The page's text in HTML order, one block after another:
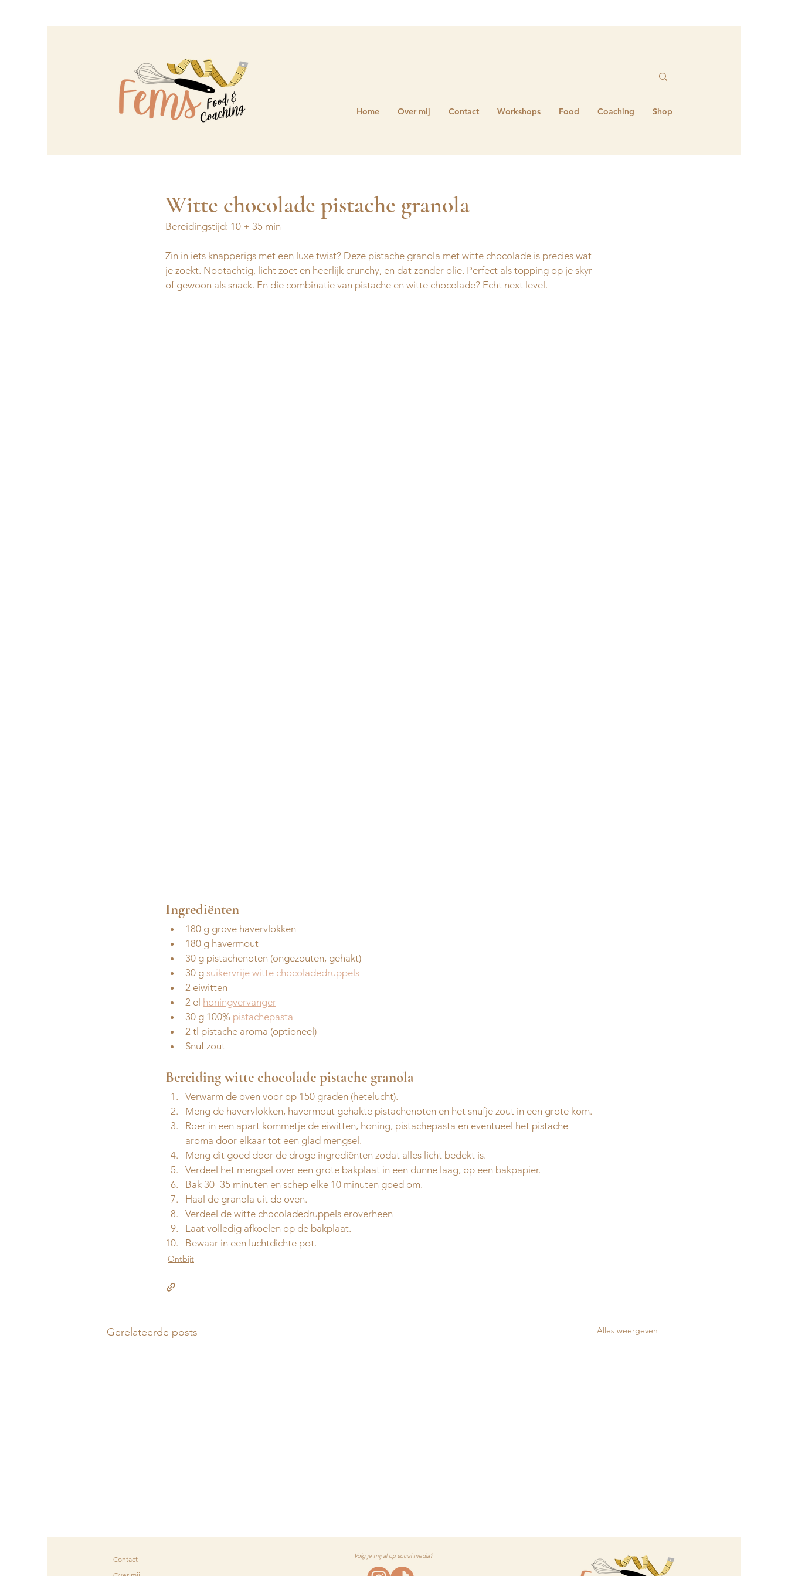
Home Over mij Contact Workshops Food Coaching Shop
Witte chocolade pistache granola
Bereidingstijd: 10 + 35 min
Zin in iets knapperigs met een luxe twist? Deze pistache granola met witte chocolade is precies wat
je zoekt. Nootachtig, licht zoet en heerlijk crunchy, en dat zonder olie. Perfect als topping op je skyr
of gewoon als snack. En die combinatie van pistache en witte chocolade? Echt next level.
Ingrediënten
180 g grove havervlokken
180 g havermout
30 g pistachenoten (ongezouten, gehakt)
30 g suikervrije witte chocoladedruppels
2 eiwitten
2 el honingvervanger
30 g 100% pistachepasta
2 tl pistache aroma (optioneel)
Snuf zout
Bereiding witte chocolade pistache granola
Verwarm de oven voor op 150 graden (hetelucht).
Meng de havervlokken, havermout gehakte pistachenoten en het snufje zout in een grote kom.
Roer in een apart kommetje de eiwitten, honing, pistachepasta en eventueel het pistache
aroma door elkaar tot een glad mengsel.
Meng dit goed door de droge ingrediënten zodat alles licht bedekt is.
Verdeel het mengsel over een grote bakplaat in een dunne laag, op een bakpapier.
Bak 30–35 minuten en schep elke 10 minuten goed om.
Haal de granola uit de oven.
Verdeel de witte chocoladedruppels eroverheen
Laat volledig afkoelen op de bakplaat.
Bewaar in een luchtdichte pot.
Ontbijt
Gerelateerde posts Alles weergeven
Contact
Volg je mij al op social media?